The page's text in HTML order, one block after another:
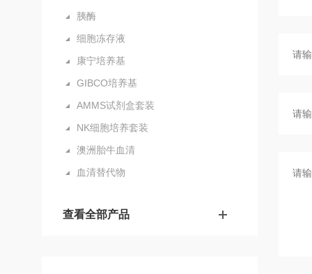
胰酶
细胞冻存液
康宁培养基
GIBCO培养基
AMMS试剂盒套装
NK细胞培养套装
澳洲胎牛血清
血清替代物
查看全部产品